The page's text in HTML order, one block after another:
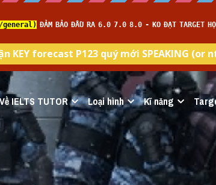
Về IELTS TUTOR Loại hình Kĩ năng